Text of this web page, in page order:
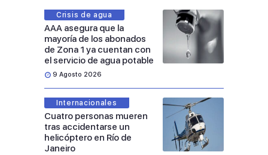
Crisis de agua
AAA asegura que la
mayoría de los abonados
de Zona 1 ya cuentan con
el servicio de agua potable
9 Agosto 2026
Internacionales
Cuatro personas mueren
tras accidentarse un
helicóptero en Río de
Janeiro